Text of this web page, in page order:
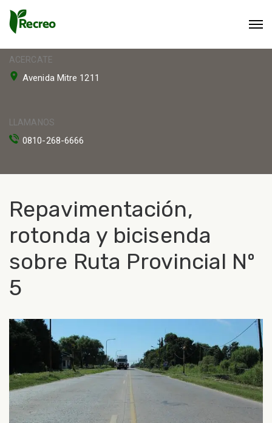
ACERCATE
Avenida Mitre 1211
LLAMANOS
0810-268-6666
Repavimentación,
rotonda y bicisenda
sobre Ruta Provincial Nº
5